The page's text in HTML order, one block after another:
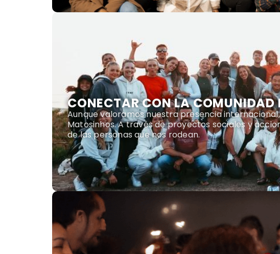
CONECTAR CON LA COMUNIDAD
Aunque valoramos nuestra presencia
Matosinhos. A través de proyectos sociales y
de las personas que nos rodean.